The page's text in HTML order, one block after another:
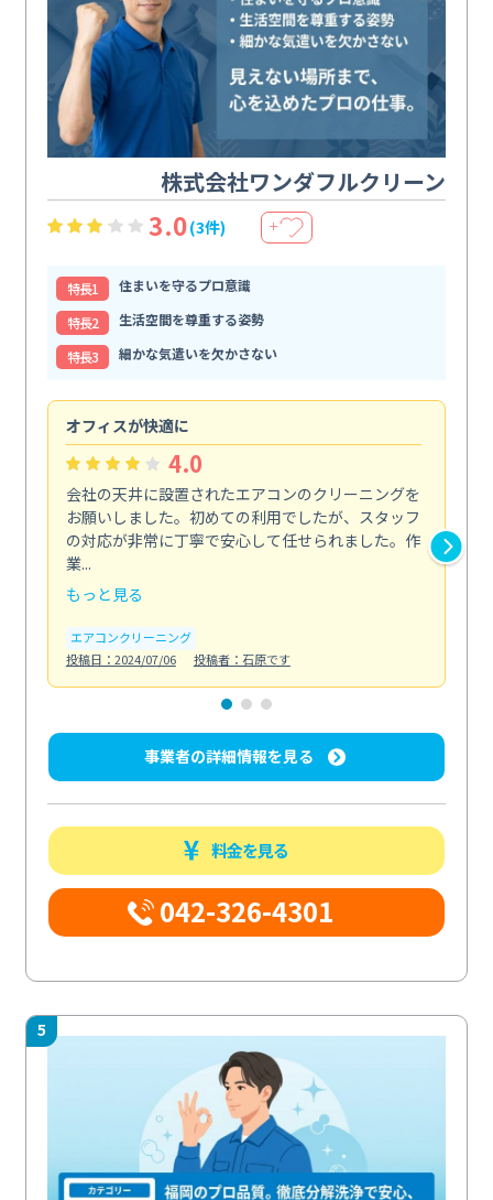
株式会社ワンダフルクリーン
3.0(3件) ＋
特⻑1
住まいを守るプロ意識
特⻑2
生活空間を尊重する姿勢
特⻑3
細かな気遣いを欠かさない
オフィスが快適に
4.0
会社の天井に設置されたエアコンのクリーニングを
お願いしました。初めての利用でしたが、スタッフ
の対応が非常に丁寧で安心して任せられました。作
業...
もっと見る
エアコンクリーニング
投稿日：2024/07/06
投稿者：石原です
事業者の詳細情報を見る
料金を見る
042-326-4301
5